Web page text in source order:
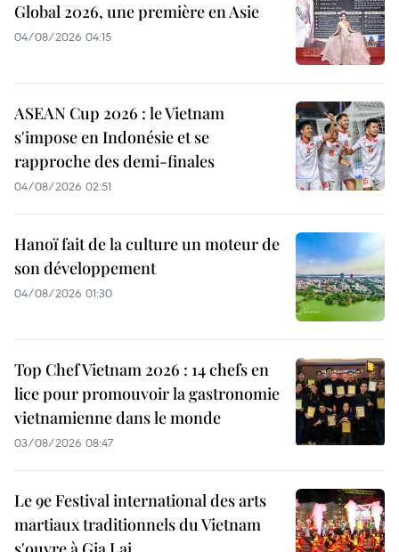
Global 2026, une première en Asie
04/08/2026 04:15
ASEAN Cup 2026 : le Vietnam
s'impose en Indonésie et se
rapproche des demi-finales
04/08/2026 02:51
Hanoï fait de la culture un moteur de
son développement
04/08/2026 01:30
Top Chef Vietnam 2026 : 14 chefs en
lice pour promouvoir la gastronomie
vietnamienne dans le monde
03/08/2026 08:47
Le 9e Festival international des arts
martiaux traditionnels du Vietnam